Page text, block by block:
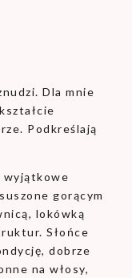
Dla mnie
Podkreślają
wyjątkowe
gorącym
lokówką
Słońce
dobrze
na włosy,